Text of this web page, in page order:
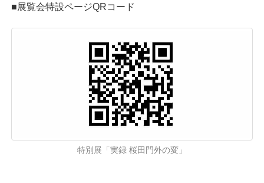
■展覧会特設ページQRコード
特別展「実録 桜田門外の変」